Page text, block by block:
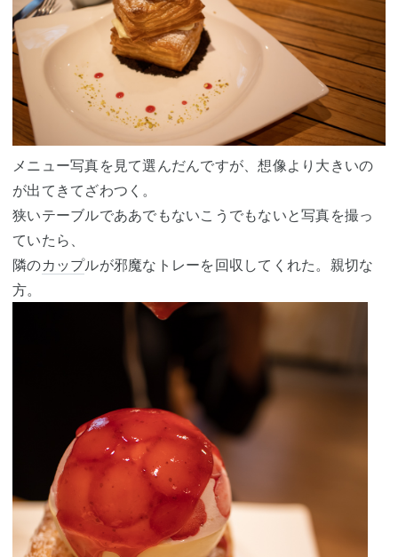
メニュー写真を見て選んだんですが、想像より大きいの
が出てきてざわつく。
狭いテーブルでああでもないこうでもないと写真を撮っ
ていたら、
隣のカップルが邪魔なトレーを回収してくれた。親切な
方。